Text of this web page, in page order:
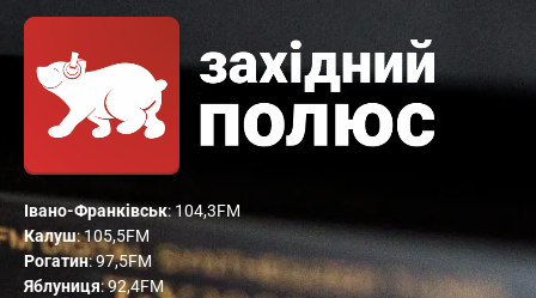
Івано-Франківськ: 104,3FM
Калуш: 105,5FM
Рогатин: 97,5FM
Яблуниця: 92,4FM